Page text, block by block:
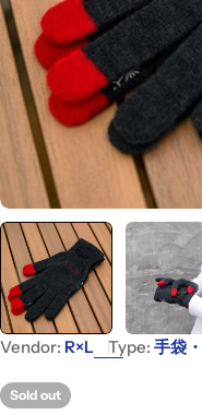
Vendor: R×L Type: 手袋
Sold out